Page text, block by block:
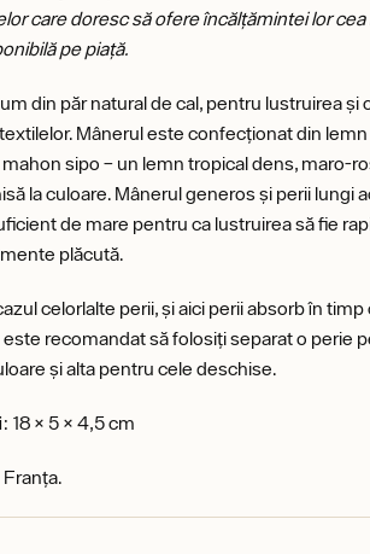
care doresc să ofere încălțămintei lor cea
pe piață.
din păr natural de cal, pentru lustruirea și
Mânerul este confecționat din
sipo – un lemn tropical dens, maro-
la culoare. Mânerul generos și perii lungi
de mare pentru ca lustruirea să fie
plăcută.
celorlalte perii, și aici perii absorb în
recomandat să folosiți separat o perie
și alta pentru cele deschise.
: 18 × 5 × 4,5 cm